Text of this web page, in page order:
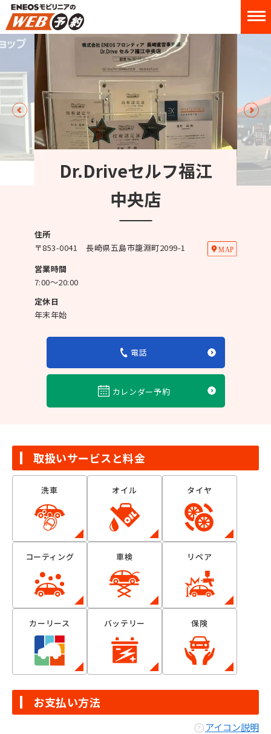
Dr.Driveセルフ福江
中央店
住所
〒853-0041
長崎県五島市籠淵町2099-1
営業時間
7:00～20:00
定休日
年末年始
電話
カレンダー予約
取扱いサービスと料金
洗車 オイル タイヤ
コーティング 車検 リペア
カーリース バッテリー 保険
お支払い方法
アイコン説明